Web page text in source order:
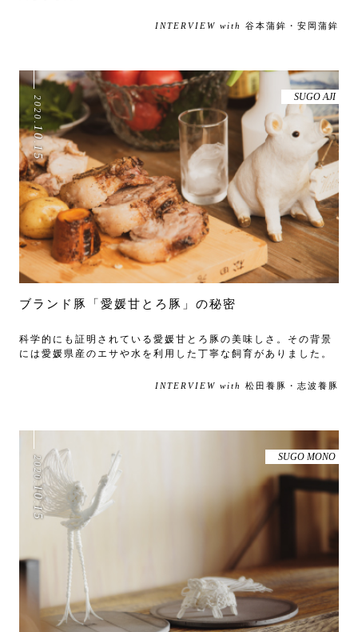
INTERVIEW with 谷本蒲鉾・安岡蒲鉾
2020
.
10
.
15
SUGO AJI
ブランド豚「愛媛甘とろ豚」の秘密
科学的にも証明されている愛媛甘とろ豚の美味しさ。その背景
には愛媛県産のエサや水を利用した丁寧な飼育がありました。
INTERVIEW with 松田養豚・志波養豚
2020
.
10
.
15
SUGO MONO